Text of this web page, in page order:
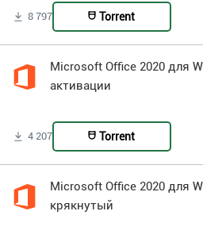
8 797 Torrent
Microsoft Office 2020 для
активации
4 207 Torrent
Microsoft Office 2020 для
крякнутый